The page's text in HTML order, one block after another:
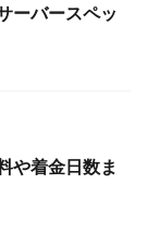
ーバースペッ
や着金日数ま